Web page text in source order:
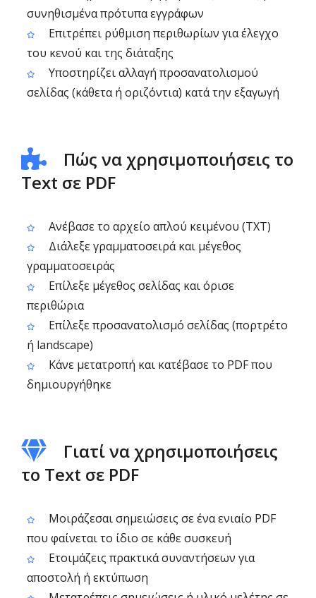
συνηθισμένα πρότυπα εγγράφων
Επιτρέπει ρύθμιση περιθωρίων για έλεγχο
του κενού και της διάταξης
Υποστηρίζει αλλαγή προσανατολισμού
σελίδας (κάθετα ή οριζόντια) κατά την εξαγωγή
Πώς να χρησιμοποιήσεις το
Text σε PDF
Ανέβασε το αρχείο απλού κειμένου (TXT)
Διάλεξε γραμματοσειρά και μέγεθος
γραμματοσειράς
Επίλεξε μέγεθος σελίδας και όρισε
περιθώρια
Επίλεξε προσανατολισμό σελίδας (πορτρέτο
ή landscape)
Κάνε μετατροπή και κατέβασε το PDF που
δημιουργήθηκε
Γιατί να χρησιμοποιήσεις
το Text σε PDF
Μοιράζεσαι σημειώσεις σε ένα ενιαίο PDF
που φαίνεται το ίδιο σε κάθε συσκευή
Ετοιμάζεις πρακτικά συναντήσεων για
αποστολή ή εκτύπωση